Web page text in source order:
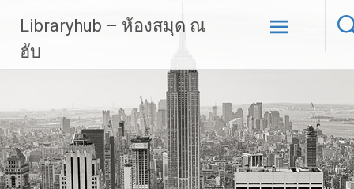
content
Libraryhub – ห้องสมุด ณ
ฮับ